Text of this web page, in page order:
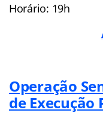
Horário: 19h
Operação
de Execução